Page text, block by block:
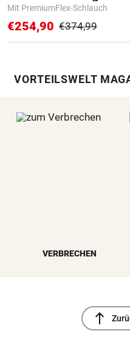
Mit PremiumFlex-Schlauch
€254,90 €374,99
VORTEILSWELT
VERBRECHEN
north